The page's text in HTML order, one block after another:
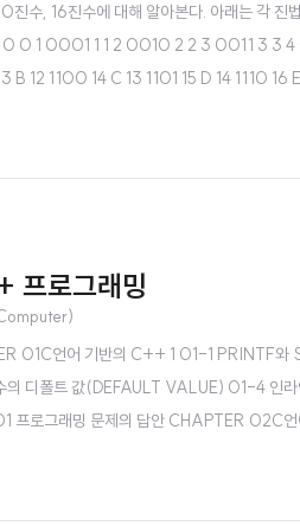
진수, 16진수에 대해 알아본다. 아래는 각
0 1 0001 1 1 2 0010 2 2 3 0011 3 3
12 1100 14 C 13 1101 15 D 14 1110 16 E
로그래밍
01C언어 기반의 C++ 1 01-1 PRINTF와
디폴트 값(DEFAULT VALUE) 01-4 인
프로그래밍 문제의 답안 CHAPTER